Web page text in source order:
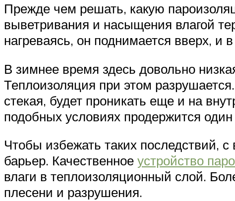
Прежде чем решать, какую
выветривания и насыщения влагой
нагреваясь, он поднимается вверх, и
В зимнее время здесь довольно
Теплоизоляция при этом
стекая, будет проникать еще и на
подобных условиях продержится
Чтобы избежать таких последствий,
барьер. Качественное устройство
влаги в теплоизоляционный слой.
плесени и разрушения.